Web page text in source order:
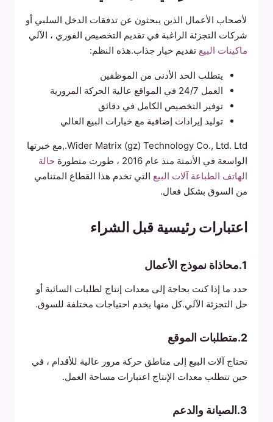
لأصحاب الأعمال الذين يبحثون عن تدفقات الدخل السلبي أو
شركات التجزئة الراغبة في تقديم التخصيص الفوري ، الآلي
ماكينات البيع تقديم خيار جذاب.هذه النظم:
يتطلب الحد الأدنى من الموظفين
العمل 24/7 في المواقع عالية الحركة المرورية
توفير التخصيص الكامل في دقائق
توليد إيرادات إضافية مع خيارات البيع العالي
Wider Matrix (gz) Technology Co., Ltd. Ltd.,مع خبرتها
الواسعة في الأتمتة منذ عام 2016 ، طورت متطورة
حالة
الهاتف الطباعة آلات البيع التي تخدم هذا القطاع المتنامي
من السوق بشكل فعال.
اعتبارات رئيسية قبل الشراء
1.محاذاة نموذج الأعمال
حدد ما إذا كنت بحاجة إلى معدات إنتاج لطلبات السائبة أو
حل التجزئة الآلي.كل منها يخدم احتياجات مختلفة للسوق.
2.متطلبات الموقع
تحتاج آلات البيع إلى مناطق حركة مرور عالية للأقدام ، في
حين تتطلب معدات الإنتاج اعتبارات مساحة العمل.
3.الصيانة والدعم